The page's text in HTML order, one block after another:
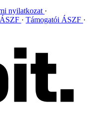
nyilatkozat
Támogatói ÁSZF